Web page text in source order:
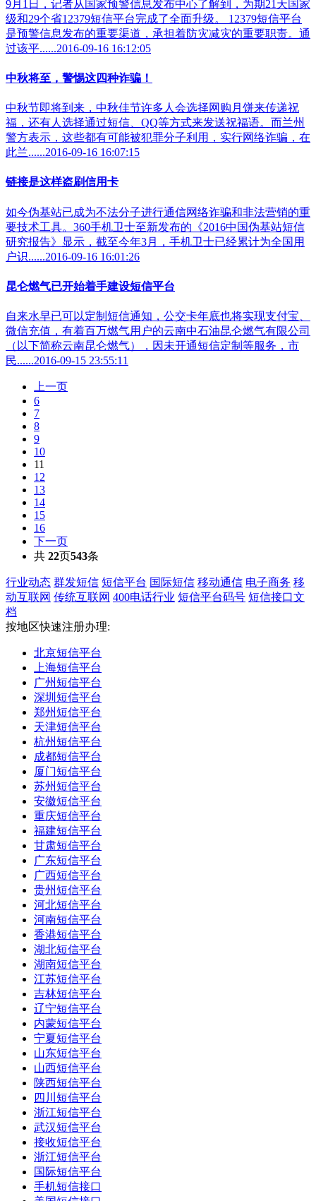
9月1日，记者从国家预警信息发布中心了解到，为期21天国家
级和29个省12379短信平台完成了全面升级。 12379短信平台
是预警信息发布的重要渠道，承担着防灾减灾的重要职责。通
过该平......2016-09-16 16:12:05
中秋将至，警惕这四种诈骗！
中秋节即将到来，中秋佳节许多人会选择网购月饼来传递祝
福，还有人选择通过短信、QQ等方式来发送祝福语。而兰州
警方表示，这些都有可能被犯罪分子利用，实行网络诈骗，在
此兰......2016-09-16 16:07:15
链接是这样盗刷信用卡
如今伪基站已成为不法分子进行通信网络诈骗和非法营销的重
要技术工具。360手机卫士至新发布的《2016中国伪基站短信
研究报告》显示，截至今年3月，手机卫士已经累计为全国用
户识......2016-09-16 16:01:26
昆仑燃气已开始着手建设短信平台
自来水早已可以定制短信通知，公交卡年底也将实现支付宝、
微信充值，有着百万燃气用户的云南中石油昆仑燃气有限公司
（以下简称云南昆仑燃气），因未开通短信定制等服务，市
民......2016-09-15 23:55:11
上一页
6
7
8
9
10
11
12
13
14
15
16
下一页
共 22页543条
行业动态 群发短信 短信平台 国际短信 移动通信 电子商务 移
动互联网 传统互联网 400电话行业 短信平台码号 短信接口文
档
按地区快速注册办理:
北京短信平台
上海短信平台
广州短信平台
深圳短信平台
郑州短信平台
天津短信平台
杭州短信平台
成都短信平台
厦门短信平台
苏州短信平台
安徽短信平台
重庆短信平台
福建短信平台
甘肃短信平台
广东短信平台
广西短信平台
贵州短信平台
河北短信平台
河南短信平台
香港短信平台
湖北短信平台
湖南短信平台
江苏短信平台
吉林短信平台
辽宁短信平台
内蒙短信平台
宁夏短信平台
山东短信平台
山西短信平台
陕西短信平台
四川短信平台
浙江短信平台
武汉短信平台
接收短信平台
浙江短信平台
国际短信平台
手机短信接口